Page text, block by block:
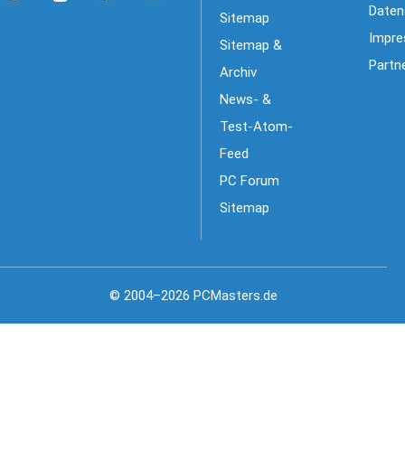
Sitemap
Sitemap &
Archiv
News- &
Test-Atom-
Feed
PC Forum
Sitemap
© 2004–2026 PCMasters.de